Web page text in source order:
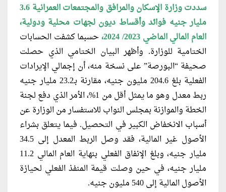
سددت وزارة الإسكان والمرافق والمجتمعات العمرانية 3.6
مليار جنيه فوائد وأقساط ديون لجهات محلية ودولية،
العام المالي الماضي 2023/ 2024،
حسبما كشفت الحسابات
الختامية للوزارة. وأظهر البيان الختامي الذي حصلت
صحيفة “البورصة” على نسخة منه، أن إجمالي الإيرادات
الفعلية بلغ 204.6 مليون جنيه، مقارنة بـ23.2 مليار جنيه
ربط معدل وهو ما يمثل أقل من 1%، الأمر الذي دفع لجنة
الخطة والموازنة بمجلس النواب للاستفسار من الوزارة عن
أسباب الانخفاض الكبير في التحصيل. فيما يتعلق بشراء
الأصول غير المالية، فقد وصل الربط المعدل إلى 34.5
مليار جنيه، وبلغ الإنفاق الفعلي بنهاية العام المالي 11.2
مليار جنيه، في حين وصلت قيمة المنفذ الفعلي لحيازة
الأصول المالية إلى 540 مليون جنيه.